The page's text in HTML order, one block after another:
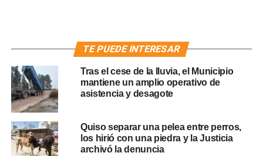
TE PUEDE INTERESAR
Tras el cese de la lluvia, el Municipio
mantiene un amplio operativo de
asistencia y desagote
Quiso separar una pelea entre perros,
los hirió con una piedra y la Justicia
archivó la denuncia